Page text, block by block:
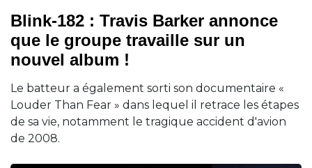
Blink-182 : Travis Barker annonce
que le groupe travaille sur un
nouvel album !
Le batteur a également sorti son documentaire «
Louder Than Fear » dans lequel il retrace les étapes
de sa vie, notamment le tragique accident d'avion
de 2008.